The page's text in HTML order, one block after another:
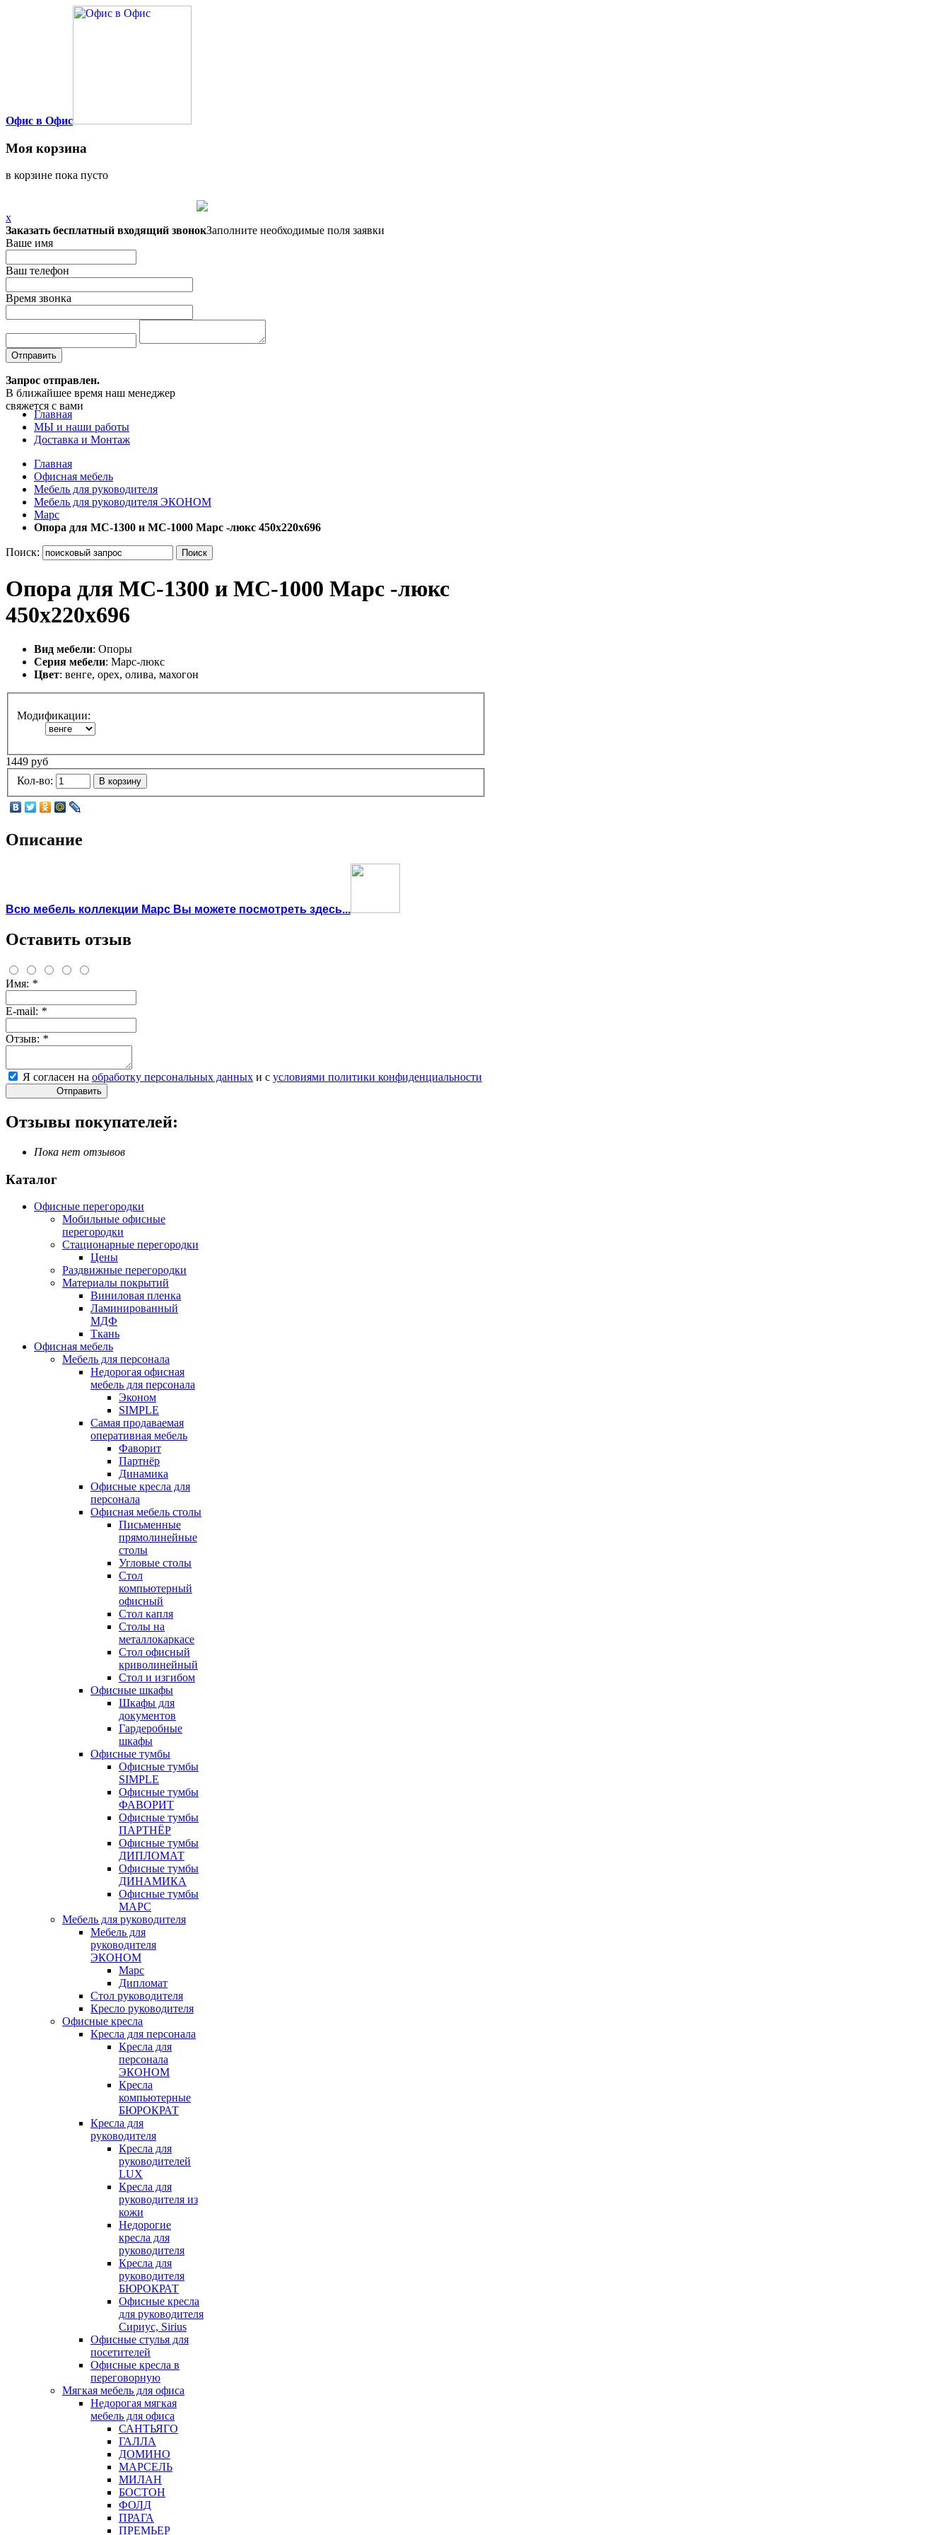
Офис в Офис
Моя корзина
в корзине пока пусто
x
Заказать бесплатный входящий звонокЗаполните необходимые поля заявки
Ваше имя
Ваш телефон
Время звонка
Отправить
Запрос отправлен.
В ближайшее время наш менеджер
свяжется с вами
Главная
МЫ и наши работы
Доставка и Монтаж
Главная
Офисная мебель
Мебель для руководителя
Мебель для руководителя ЭКОНОМ
Марс
Опора для МС-1300 и МС-1000 Марс -люкс 450х220х696
Поиск: Поиск
Опора для МС-1300 и МС-1000 Марс -люкс
450х220х696
Вид мебели: Опоры
Серия мебели: Марс-люкс
Цвет: венге, орех, олива, махогон
Модификации:
1449 руб
Кол-во:
В корзину
Описание
Всю мебель коллекции Марс Вы можете посмотреть здесь...
Оставить отзыв
Имя: *
E-mail: *
Отзыв: *
Я согласен на обработку персональных данных и с условиями политики конфиденциальности
Отправить
Отзывы покупателей:
Пока нет отзывов
Каталог
Офисные перегородки
Мобильные офисные
перегородки
Стационарные перегородки
Цены
Раздвижные перегородки
Материалы покрытий
Виниловая пленка
Ламинированный
МДФ
Ткань
Офисная мебель
Мебель для персонала
Недорогая офисная
мебель для персонала
Эконом
SIMPLE
Самая продаваемая
оперативная мебель
Фаворит
Партнёр
Динамика
Офисные кресла для
персонала
Офисная мебель столы
Письменные
прямолинейные
столы
Угловые столы
Стол
компьютерный
офисный
Стол капля
Столы на
металлокаркасе
Стол офисный
криволинейный
Стол и изгибом
Офисные шкафы
Шкафы для
документов
Гардеробные
шкафы
Офисные тумбы
Офисные тумбы
SIMPLE
Офисные тумбы
ФАВОРИТ
Офисные тумбы
ПАРТНЁР
Офисные тумбы
ДИПЛОМАТ
Офисные тумбы
ДИНАМИКА
Офисные тумбы
МАРС
Мебель для руководителя
Мебель для
руководителя
ЭКОНОМ
Марс
Дипломат
Стол руководителя
Кресло руководителя
Офисные кресла
Кресла для персонала
Кресла для
персонала
ЭКОНОМ
Кресла
компьютерные
БЮРОКРАТ
Кресла для
руководителя
Кресла для
руководителей
LUX
Кресла для
руководителя из
кожи
Недорогие
кресла для
руководителя
Кресла для
руководителя
БЮРОКРАТ
Офисные кресла
для руководителя
Сириус, Sirius
Офисные стулья для
посетителей
Офисные кресла в
переговорную
Мягкая мебель для офиса
Недорогая мягкая
мебель для офиса
САНТЬЯГО
ГАЛЛА
ДОМИНО
МАРСЕЛЬ
МИЛАН
БОСТОН
ФОЛД
ПРАГА
ПРЕМЬЕР